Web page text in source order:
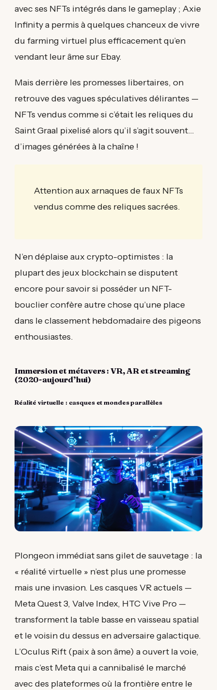
avec ses NFTs intégrés dans le gameplay ; Axie
Infinity a permis à quelques chanceux de vivre
du farming virtuel plus efficacement qu’en
vendant leur âme sur Ebay.
Mais derrière les promesses libertaires, on
retrouve des vagues spéculatives délirantes —
NFTs vendus comme si c’était les reliques du
Saint Graal pixelisé alors qu’il s’agit souvent…
d’images générées à la chaîne !
Attention aux arnaques de faux NFTs
vendus comme des reliques sacrées.
N’en déplaise aux crypto-optimistes : la
plupart des jeux blockchain se disputent
encore pour savoir si posséder un NFT-
bouclier confère autre chose qu’une place
dans le classement hebdomadaire des pigeons
enthousiastes.
Immersion et métavers : VR, AR et streaming
(2020-aujourd’hui)
Réalité virtuelle : casques et mondes parallèles
Plongeon immédiat sans gilet de sauvetage : la
« réalité virtuelle » n’est plus une promesse
mais une invasion. Les casques VR actuels —
Meta Quest 3, Valve Index, HTC Vive Pro —
transforment la table basse en vaisseau spatial
et le voisin du dessus en adversaire galactique.
L’Oculus Rift (paix à son âme) a ouvert la voie,
mais c’est Meta qui a cannibalisé le marché
avec des plateformes où la frontière entre le